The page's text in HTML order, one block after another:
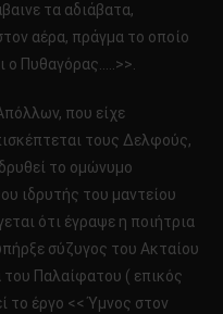
τα αδιάβατα,
αέρα, πράγμα το οποίο
ο Πυθαγόρας…..>>.
που είχε
τους Δελφούς,
το ομώνυμο
ιδρυτής του μαντείου
ότι έγραψε η ποιήτρια
σύζυγος του Ακταίου
του Παλαίφατου ( επικός
το έργο << Ύμνος στον